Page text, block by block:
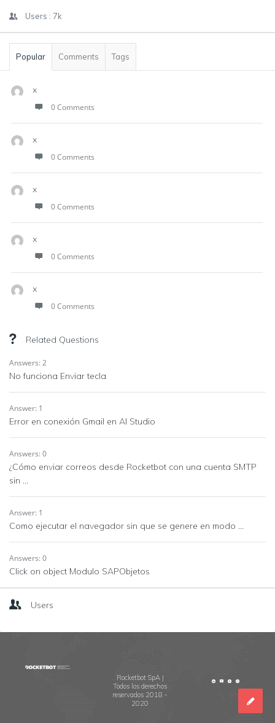
Users : 7k
Popular Comments Tags
x
0 Comments
x
0 Comments
x
0 Comments
x
0 Comments
x
0 Comments
Related Questions
Answers: 2
No funciona Enviar tecla
Answer: 1
Error en conexión Gmail en AI Studio
Answers: 0
¿Cómo enviar correos desde Rocketbot con una cuenta SMTP
sin ...
Answer: 1
Como ejecutar el navegador sin que se genere en modo ...
Answers: 0
Click on object Modulo SAPObjetos
Users
Footer
Rocketbot SpA |
Todos los derechos
reservados 2018 -
2020